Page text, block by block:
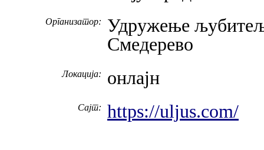
Организатор:
Удружење
Смедерево
Локација: онлајн
Сајт: https://uljus.com/